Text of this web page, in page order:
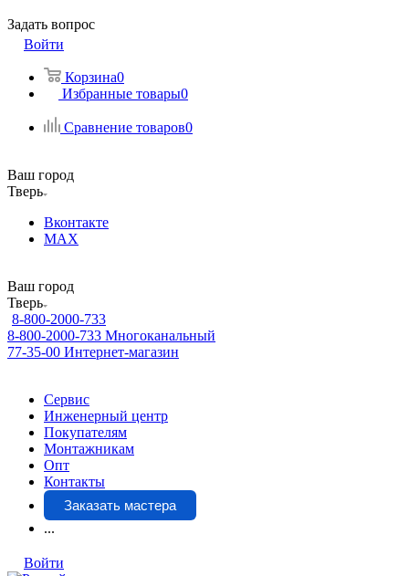
Задать вопрос
Войти
Корзина0
Избранные товары0
Сравнение товаров0
Ваш город
Тверь
Вконтакте
MAX
Ваш город
Тверь
8-800-2000-733
8-800-2000-733 Многоканальный
77-35-00 Интернет-магазин
Сервис
Инженерный центр
Покупателям
Монтажникам
Опт
Контакты
Заказать мастера
...
Войти